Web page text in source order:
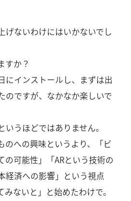
げないわけにはいかないでし
すか？
にインストールし、まずは出
のですが、なかなか楽しいで
いうほどではありません。
のへの興味というより、「ビ
の可能性」「ARという技術の
経済への影響」という視点
ないと」と始めたわけで。